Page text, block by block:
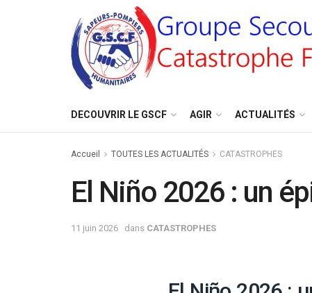
DECOUVRIR LE GSCF AGIR ACTUALITÉS
Accueil TOUTES LES ACTUALITÉS CATASTROPHES
El Niño 2026 : un
11 juin 2026 dans CATASTROPHES